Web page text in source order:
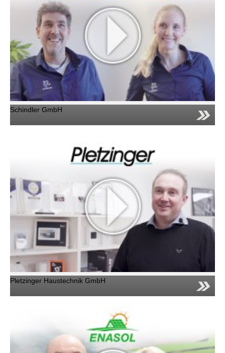
Schindler GmbH
Pletzinger Haustechnik GmbH